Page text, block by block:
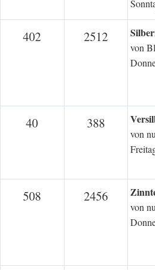
402Themen 2512Beiträge
von
40Themen 388 Beiträge
von
508 2456Beiträge
von